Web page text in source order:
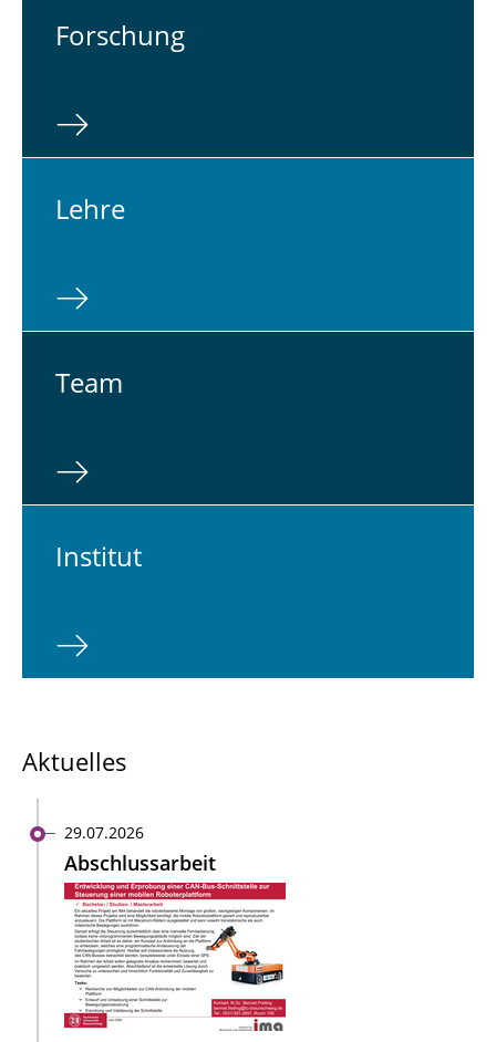
For­schung
Lehre
Team
In­sti­tut
Aktuelles
29.07.2026
Abschlussarbeit